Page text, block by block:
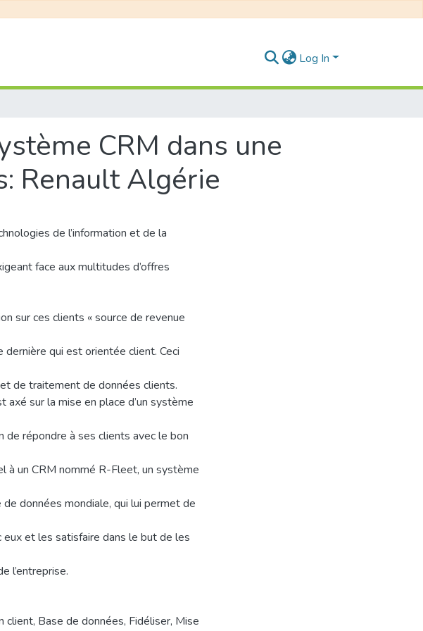
Log In
CRM dans une
Renault Algérie
de l’information et de la
face aux multitudes d’offres
sur ces clients « source de revenue
qui est orientée client. Ceci
de traitement de données clients.
axé sur la mise en place d’un système
de répondre à ses clients avec le bon
à un CRM nommé R-Fleet, un système
données mondiale, qui lui permet de
et les satisfaire dans le but de les
l’entreprise.
client, Base de données, Fidéliser, Mise